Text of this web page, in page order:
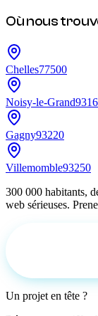
Où nous
Chelles77500
Noisy-le-Grand
Gagny93220
Villemomble93250
300 000 habitants,
web sérieuses.
Un projet en tête ?